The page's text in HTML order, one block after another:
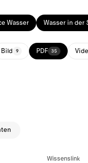
Wasser Wasser in der
Bild 9 PDF 35
Wissenslink